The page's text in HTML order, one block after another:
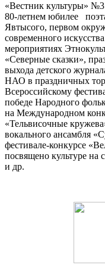
«Вестник культуры»
80-летнем юбилее
Явтысого, первом
современного
мероприятиях
«Северные сказки»,
выхода детского
НАО в праздничных
Всероссийскому
победе Народного
на Международном
«Тельвисочные
вокального ансамбля
фестивале-конкурсе
посвящено культуре
и др.